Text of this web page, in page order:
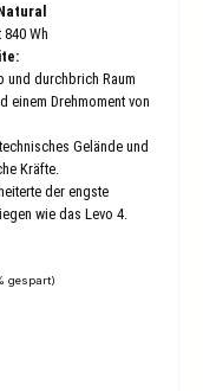
Wh
und durchbrich Raum
einem Drehmoment von
Gelände und
Kräfte.
der engste
wie das Levo 4.
gespart)